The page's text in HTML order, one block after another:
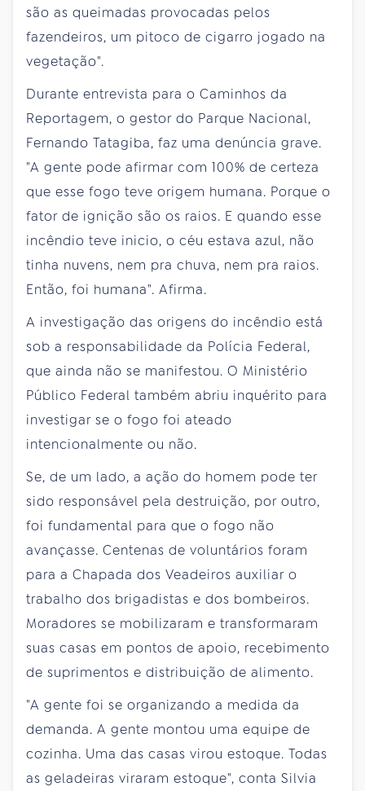
são as queimadas provocadas pelos
fazendeiros, um pitoco de cigarro jogado na
vegetação".
Durante entrevista para o Caminhos da
Reportagem, o gestor do Parque Nacional,
Fernando Tatagiba, faz uma denúncia grave.
"A gente pode afirmar com 100% de certeza
que esse fogo teve origem humana. Porque o
fator de ignição são os raios. E quando esse
incêndio teve inicio, o céu estava azul, não
tinha nuvens, nem pra chuva, nem pra raios.
Então, foi humana". Afirma.
A investigação das origens do incêndio está
sob a responsabilidade da Polícia Federal,
que ainda não se manifestou. O Ministério
Público Federal também abriu inquérito para
investigar se o fogo foi ateado
intencionalmente ou não.
Se, de um lado, a ação do homem pode ter
sido responsável pela destruição, por outro,
foi fundamental para que o fogo não
avançasse. Centenas de voluntários foram
para a Chapada dos Veadeiros auxiliar o
trabalho dos brigadistas e dos bombeiros.
Moradores se mobilizaram e transformaram
suas casas em pontos de apoio, recebimento
de suprimentos e distribuição de alimento.
"A gente foi se organizando a medida da
demanda. A gente montou uma equipe de
cozinha. Uma das casas virou estoque. Todas
as geladeiras viraram estoque", conta Silvia